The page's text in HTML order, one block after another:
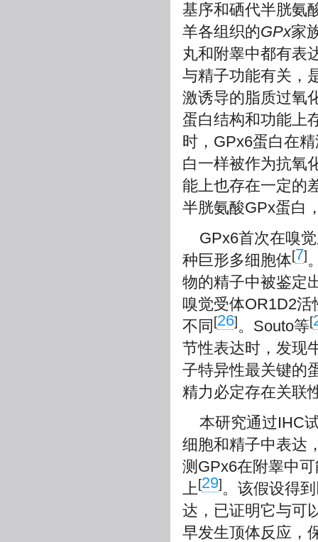
基序和硒代半胱氨
羊各组织的GPx家
丸和附睾中都有表
与精子功能有关，
激诱导的脂质过氧
蛋白结构和功能上
时，GPx6蛋白在
白一样被作为抗氧
能上也存在一定的
半胱氨酸GPx蛋白
GPx6首次在嗅
种巨形多细胞体[7]
物的精子中被鉴定
嗅觉受体OR1D2
不同 [26]。Souto等[
节性表达时，发现
子特异性最关键的
精力必定存在关联
本研究通过IHC
细胞和精子中表达
测GPx6在附睾中
上[29]。该假设得
达，已证明它与可
早发生顶体反应，